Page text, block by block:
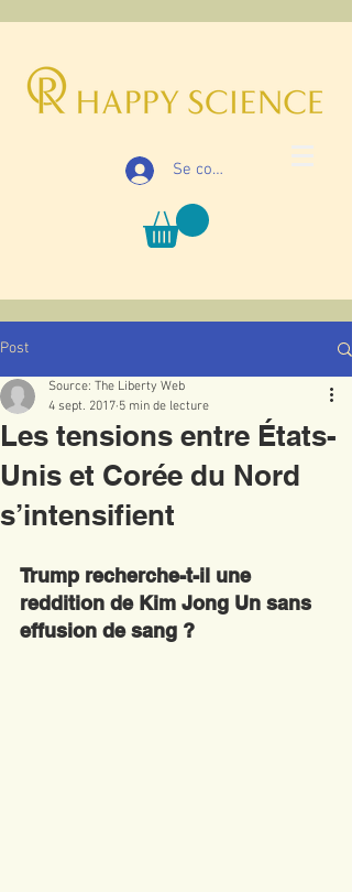
Se connecter
Post
Les tensions entre États-
Unis et Corée du Nord
s’intensifient
Source: The Liberty Web
4 sept. 2017 5 min de lecture
Trump recherche-t-il une
reddition de Kim Jong Un sans
effusion de sang ?